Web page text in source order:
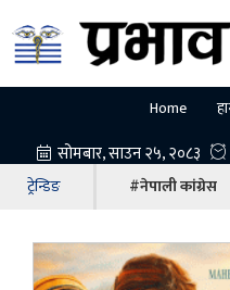
Home
ट्रेन्डिङ #नेपाली कांग्रेस